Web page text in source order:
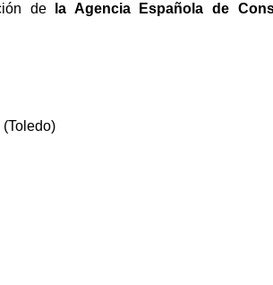
de
la Agencia Española de